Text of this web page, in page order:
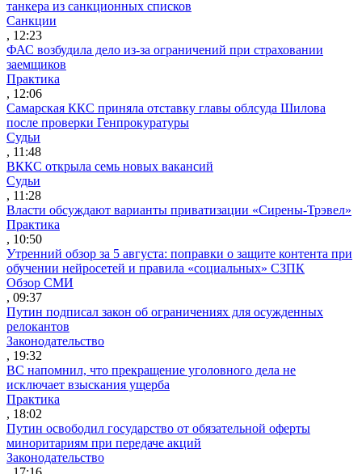
танкера из санкционных списков
Санкции
, 12:23
ФАС возбудила дело из-за ограничений при страховании
заемщиков
Практика
, 12:06
Самарская ККС приняла отставку главы облсуда Шилова
после проверки Генпрокуратуры
Судьи
, 11:48
ВККС открыла семь новых вакансий
Судьи
, 11:28
Власти обсуждают варианты приватизации «Сирены-Трэвел»
Практика
, 10:50
Утренний обзор за 5 августа: поправки о защите контента при
обучении нейросетей и правила «социальных» СЗПК
Обзор СМИ
, 09:37
Путин подписал закон об ограничениях для осужденных
релокантов
Законодательство
, 19:32
ВС напомнил, что прекращение уголовного дела не
исключает взыскания ущерба
Практика
, 18:02
Путин освободил государство от обязательной оферты
миноритариям при передаче акций
Законодательство